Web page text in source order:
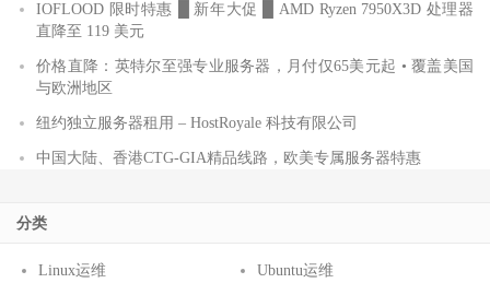
IOFLOOD 限时特惠 █ 新年大促 █ AMD Ryzen 7950X3D 处理器
直降至 119 美元
价格直降：英特尔至强专业服务器，月付仅65美元起 • 覆盖美国
与欧洲地区
纽约独立服务器租用 – HostRoyale 科技有限公司
中国大陆、香港CTG-GIA精品线路，欧美专属服务器特惠
分类
Linux运维
Ubuntu运维